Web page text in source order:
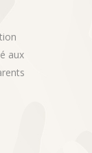
aux